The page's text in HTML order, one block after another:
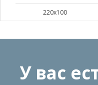
220x100
У вас